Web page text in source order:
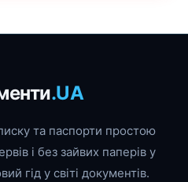
.UA
та паспорти простою
і без зайвих паперів у
гід у світі документів.